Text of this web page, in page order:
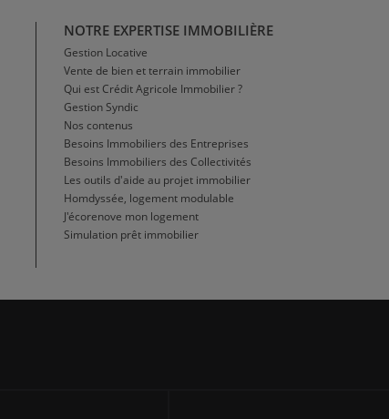
NOTRE EXPERTISE IMMOBILIÈRE
Gestion Locative
Vente de bien et terrain immobilier
Qui est Crédit Agricole Immobilier ?
Gestion Syndic
Nos contenus
Besoins Immobiliers des Entreprises
Besoins Immobiliers des Collectivités
Les outils d'aide au projet immobilier
Homdyssée, logement modulable
J'écorenove mon logement
Simulation prêt immobilier